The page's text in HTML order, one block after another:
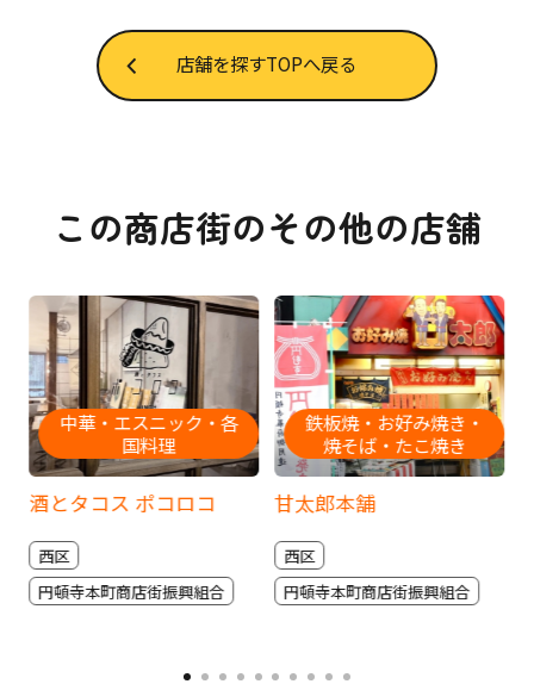
店舗を探すTOPへ戻る
この商店街のその他の店舗
酒とタコス ポコロコ
中華・エスニック・各
国料理
西区
円頓寺本町商店街振興組合
甘太郎本舗
鉄板焼・お好み焼き・
焼そば・たこ焼き
西区
円頓寺本町商店街振興組合